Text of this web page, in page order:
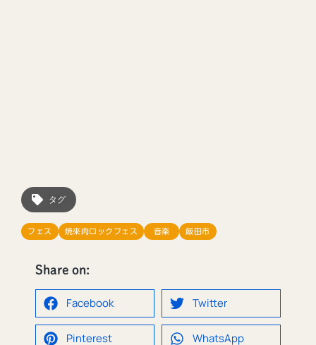
タグ
フェス 焼來肉ロックフェス 音楽 飯田市
Share on:
Facebook Twitter
Pinterest WhatsApp